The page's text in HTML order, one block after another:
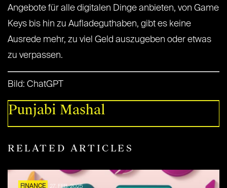
Angebote für alle digitalen Dinge anbieten, von Game
Keys bis hin zu Aufladeguthaben, gibt es keine
Ausrede mehr, zu viel Geld auszugeben oder etwas
zu verpassen.
Bild: ChatGPT
Punjabi Mashal
RELATED ARTICLES
FINANCE 27. FEB. 2025